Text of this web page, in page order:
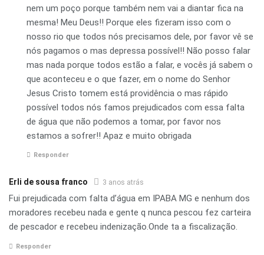
nem um poço porque também nem vai a diantar fica na
mesma! Meu Deus!! Porque eles fizeram isso com o
nosso rio que todos nós precisamos dele, por favor vê se
nós pagamos o mas depressa possível!! Não posso falar
mas nada porque todos estão a falar, e vocês já sabem o
que aconteceu e o que fazer, em o nome do Senhor
Jesus Cristo tomem está providência o mas rápido
possível todos nós famos prejudicados com essa falta
de água que não podemos a tomar, por favor nos
estamos a sofrer!! Apaz e muito obrigada
Responder
Erli de sousa franco 3 anos atrás
Fui prejudicada com falta d’água em IPABA MG e nenhum dos
moradores recebeu nada e gente q nunca pescou fez carteira
de pescador e recebeu indenização.Onde ta a fiscalização.
Responder